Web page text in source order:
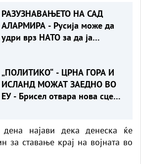
РАЗУЗНАВАЊЕТО НА САД
АЛАРМИРА - Русија може да
удри врз НАТО за да ја
„ПОЛИТИКО“ - ЦРНА ГОРА И
ИСЛАНД МОЖАТ ЗАЕДНО ВО
ЕУ - Брисел отвара нова сцена
најави дека денеска ќе
за ставање крај на војната во